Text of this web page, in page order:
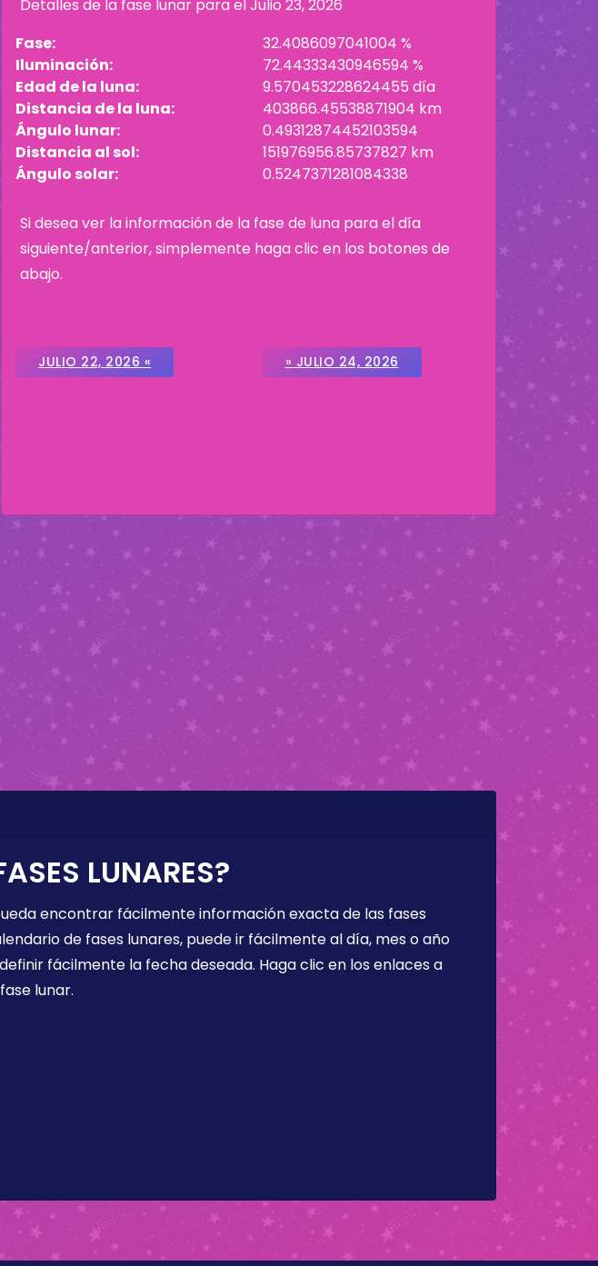
Detalles de la fase lunar para elJulio 23, 2026
Fase:
32.4086097041004 %
Iluminación:
72.44333430946594 %
Edad de la luna:
9.570453228624455 día
Distancia de la luna:
403866.45538871904 km
Ángulo lunar:
0.49312874452103594
Distancia al sol:
151976956.85737827 km
Ángulo solar:
0.5247371281084338
Si desea ver la información de la fase de luna para el día
siguiente/anterior, simplemente haga clic en los botones de
abajo.
JULIO 22, 2026 « » JULIO 24, 2026
LUNARES?
encontrar fácilmente información exacta de las fases
de fases lunares, puede ir fácilmente al día, mes o año
fácilmente la fecha deseada. Haga clic en los enlaces a
lunar.